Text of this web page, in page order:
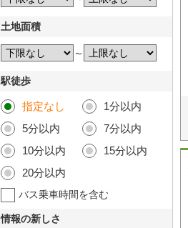
土地面積
～
駅徒歩
指定なし
1分以内
5分以内
7分以内
10分以内
15分以内
20分以内
バス乗車時間を含む
情報の新しさ